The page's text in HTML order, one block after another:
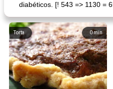
diabéticos. [! 543 => 1130 =
0min
Torta